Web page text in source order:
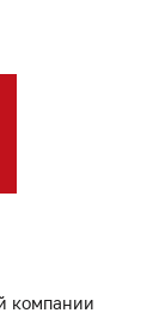
компании